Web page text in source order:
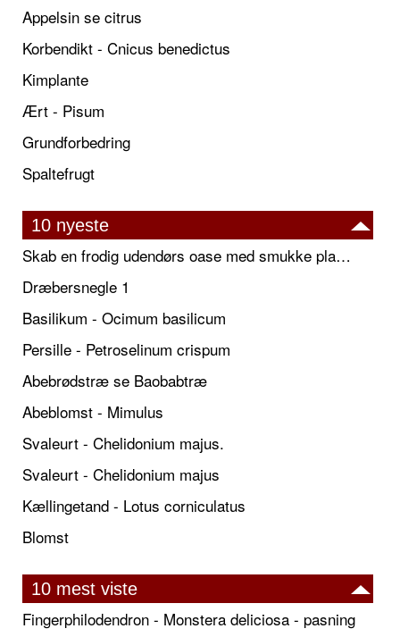
Appelsin se citrus
Korbendikt - Cnicus benedictus
Kimplante
Ært - Pisum
Grundforbedring
Spaltefrugt
10 nyeste
Skab en frodig udendørs oase med smukke plantekrukker og elegante espalier
Dræbersnegle 1
Basilikum - Ocimum basilicum
Persille - Petroselinum crispum
Abebrødstræ se Baobabtræ
Abeblomst - Mimulus
Svaleurt - Chelidonium majus.
Svaleurt - Chelidonium majus
Kællingetand - Lotus corniculatus
Blomst
10 mest viste
Fingerphilodendron - Monstera deliciosa - pasning